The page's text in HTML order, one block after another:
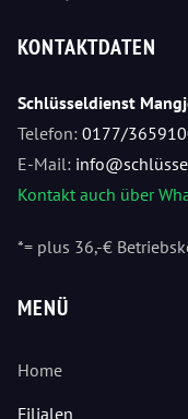
KONTAKTDATEN
Schlüsseldienst
Telefon: 0177/
E-Mail:
Kontakt auch über
*= plus 36,-€
MENÜ
Home
Filialen